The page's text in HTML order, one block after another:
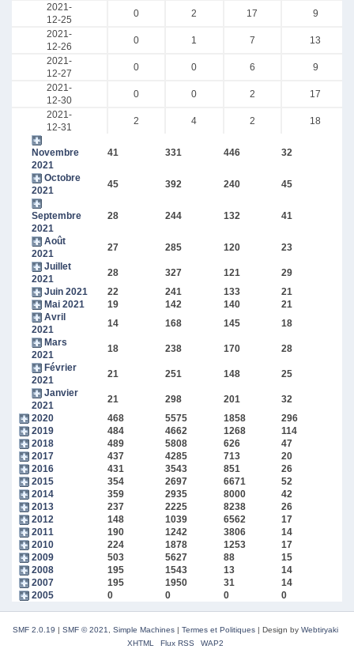
2021-
12-25
0 2 17
9
2021-
12-26
0 1 7
13
2021-
12-27
0 0 6
9
2021-
12-30
0 0 2
17
2021-
12-31
2 4 2 18
Novembre
2021
41 331 446 32
Octobre
2021
45 392 240 45
Septembre
2021
28 244 132 41
Août
2021
27 285 120 23
Juillet
2021
28 327 121 29
Juin 2021
22 241 133 21
Mai 2021
19 142 140 21
Avril
2021
14 168 145 18
Mars
2021
18 238 170 28
Février
2021
21 251 148 25
Janvier
2021
21 298 201 32
2020
468 5575 1858 296
2019
484 4662 1268 114
2018
489 5808 626 47
2017
437 4285 713 20
2016
431 3543 851 26
2015
354 2697 6671 52
2014
359 2935 8000 42
2013
237 2225 8238 26
2012
148 1039 6562 17
2011
190 1242 3806 14
2010
224 1878 1253 17
2009
503 5627 88 15
2008
195 1543 13 14
2007
195 1950 31 14
2005
0 0 0 0
SMF 2.0.19 SMF © 2021, Simple Machines| Termes et Politiques Design by Webtiryaki
XHTML
Flux RSS WAP2